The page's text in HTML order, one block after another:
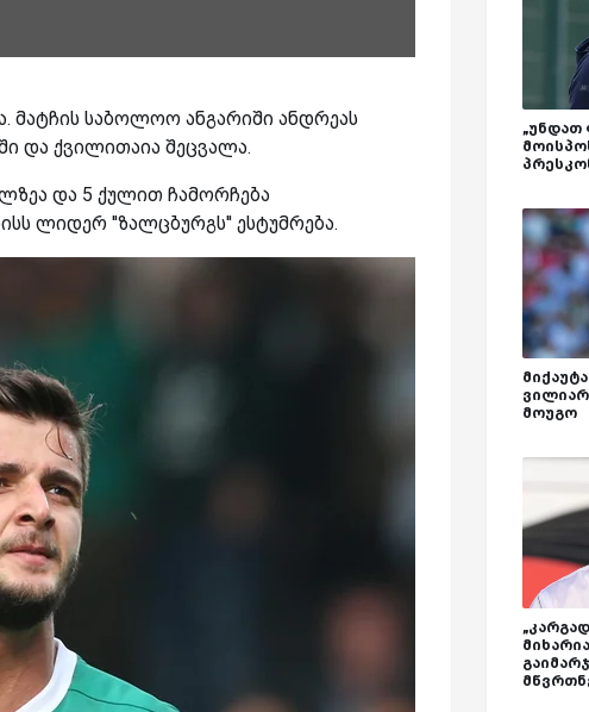
მატჩის საბოლოო ანგარიში ანდრეას
და ქვილითაია შეცვალა.
და 5 ქულით ჩამორჩება
ლიდერ ''ზალცბურგს'' ესტუმრება.
„უნდათ
მოუგო